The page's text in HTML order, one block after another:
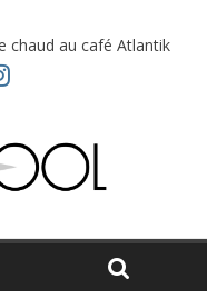
chaud au café Atlantik
émotions en hausse
entre chaleur et bonne
bière, métal et
du Professeur Puth